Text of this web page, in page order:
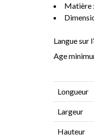
Matière
Langue sur
Age
Longueur
Largeur
Hauteur